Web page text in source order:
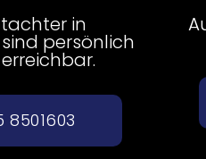
in
persönlich
8501603